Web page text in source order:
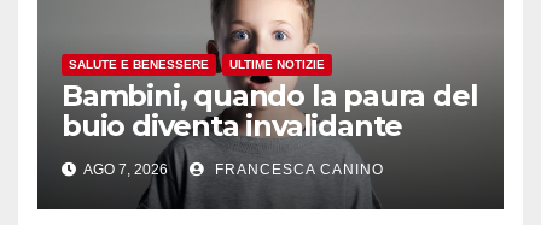
SALUTE E BENESSERE ULTIME NOTIZIE
Bambini, quando la paura del
buio diventa invalidante
AGO 7, 2026 FRANCESCA CANINO